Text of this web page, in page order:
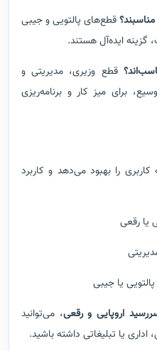
قطع‌های پالتویی و جیبی
ایده‌آل هستند.
قطع وزیری، مدیریتی و
برای میز کار و برنامه‌ریزی
را بهبود می‌دهد و کاربرد
یا رقعی
یا جیبی
اروپایی و رقعی، می‌توانید
یا تبلیغاتی داشته باشید.